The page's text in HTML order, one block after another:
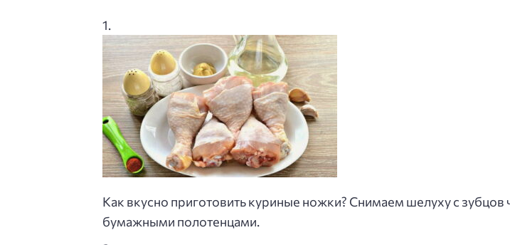
Как вкусно приготовить куриные ножки? Снимаем шелуху с
бумажными полотенцами.